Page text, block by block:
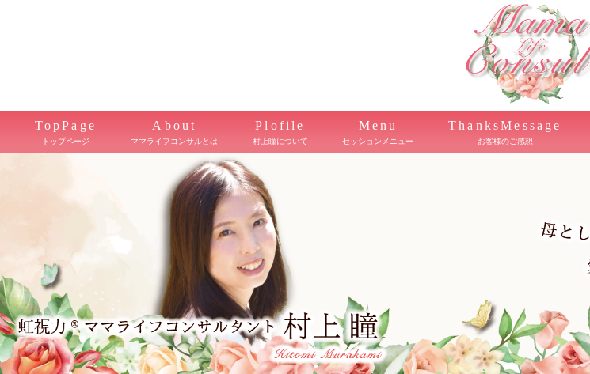
TopPage
トップページ
About
ママライフコンサルとは
Plofile
村上瞳について
Menu
セッションメニュー
ThanksMessage
お客様のご感想